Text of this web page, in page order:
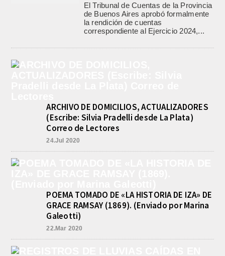
El Tribunal de Cuentas de la Provincia
de Buenos Aires aprobó formalmente
la rendición de cuentas
correspondiente al Ejercicio 2024,...
ARCHIVO DE DOMICILIOS, ACTUALIZADORES
(Escribe: Silvia Pradelli desde La Plata)
Correo de Lectores
24.Jul 2020
POEMA TOMADO DE «LA HISTORIA DE IZA» DE
GRACE RAMSAY (1869). (Enviado por Marina
Galeotti)
22.Mar 2020